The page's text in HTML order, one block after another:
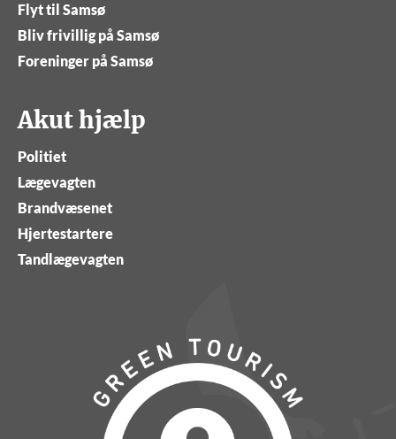
Flyt til Samsø
Bliv frivillig på Samsø
Foreninger på Samsø
Akut hjælp
Politiet
Lægevagten
Brandvæsenet
Hjertestartere
Tandlægevagten